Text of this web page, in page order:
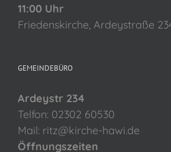
11:00 Uhr
Friedenskirche, Ardeystraße
GEMEINDEBÜRO
Ardeystr 234
Telfon: 02302 60530
Mail: ritz@kirche-hawi.de
Öffnungszeiten